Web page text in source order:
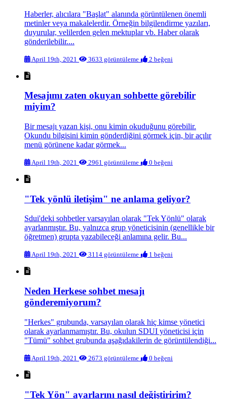
Haberler, alıcılara "Başlat" alanında görüntülenen önemli
metinler veya makalelerdir. Örneğin bilgilendirme yazıları,
duyurular, velilerden gelen mektuplar vb. Haber olarak
gönderilebilir....
April 19th, 2021 3633 görüntüleme 2 beğeni
Mesajımı zaten okuyan sohbette görebilir
miyim?
Bir mesajı yazan kişi, onu kimin okuduğunu görebilir.
Okundu bilgisini kimin gönderdiğini görmek için, bir açılır
menü görünene kadar görmek...
April 19th, 2021 2961 görüntüleme 0 beğeni
"Tek yönlü iletişim" ne anlama geliyor?
Sdui'deki sohbetler varsayılan olarak "Tek Yönlü" olarak
ayarlanmıştır. Bu, yalnızca grup yöneticisinin (genellikle bir
öğretmen) grupta yazabileceği anlamına gelir. Bu...
April 19th, 2021 3114 görüntüleme 1 beğeni
Neden Herkese sohbet mesajı
gönderemiyorum?
"Herkes" grubunda, varsayılan olarak hiç kimse yönetici
olarak ayarlanmamıştır. Bu, okulun SDUI yöneticisi için
"Tümü" sohbet grubunda aşağıdakilerin de görüntülendiği...
April 19th, 2021 2673 görüntüleme 0 beğeni
"Tek Yön" ayarlarını nasıl değiştiririm?